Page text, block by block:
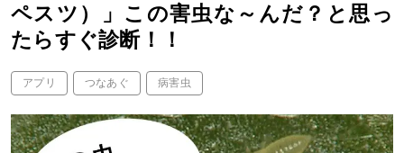
ペスツ）」この害虫な～んだ？と思っ
たらすぐ診断！！
アプリ つなあぐ 病害虫